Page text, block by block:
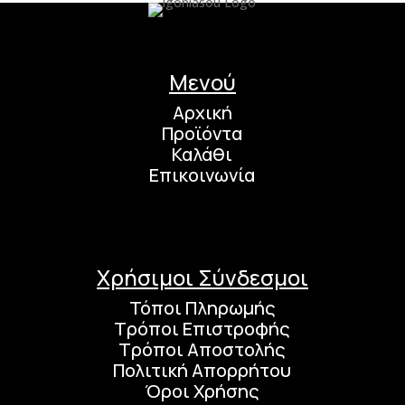
Μενού
Αρχική
Προϊόντα
Καλάθι
Επικοινωνία
Χρήσιμοι Σύνδεσμοι
Τόποι Πληρωμής
Τρόποι Επιστροφής
Τρόποι Αποστολής
Πολιτική Απορρήτου
Όροι Χρήσης